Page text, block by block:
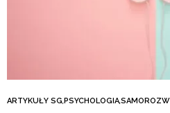
ARTYKUŁY SG,PSYCHOLOGIA,